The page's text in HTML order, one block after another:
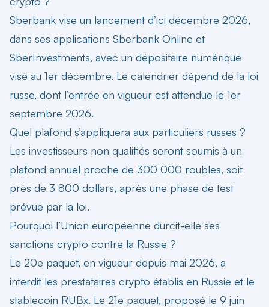
Sberbank vise un lancement d’ici décembre 2026,
dans ses applications Sberbank Online et
SberInvestments, avec un dépositaire numérique
visé au 1er décembre. Le calendrier dépend de la loi
russe, dont l’entrée en vigueur est attendue le 1er
septembre 2026.
Quel plafond s’appliquera aux particuliers russes ?
Les investisseurs non qualifiés seront soumis à un
plafond annuel proche de 300 000 roubles, soit
près de 3 800 dollars, après une phase de test
prévue par la loi.
Pourquoi l’Union européenne durcit-elle ses
sanctions crypto contre la Russie ?
Le 20e paquet, en vigueur depuis mai 2026, a
interdit les prestataires crypto établis en Russie et le
stablecoin RUBx. Le 21e paquet, proposé le 9 juin